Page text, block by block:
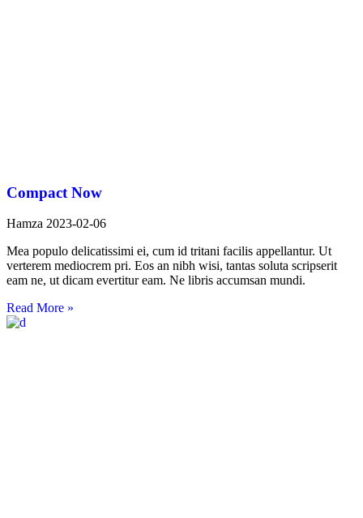
Compact Now
Hamza 2023-02-06
Mea populo delicatissimi ei, cum id tritani facilis appellantur. Ut
verterem mediocrem pri. Eos an nibh wisi, tantas soluta scripserit
eam ne, ut dicam evertitur eam. Ne libris accumsan mundi.
Read More »